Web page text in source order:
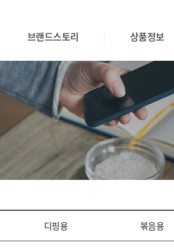
브랜드스토리 상품정보
디핑용 볶음용